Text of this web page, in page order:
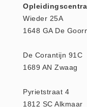
AED elektroden (18)
AED trainers (14)
BHV Kasten
BHV Kleding
Opleidingscentra
Wieder 25A
1648 GA De
De Corantijn 91C
1689 AN Zwaag
Pyrietstraat 4
1812 SC Alkmaar